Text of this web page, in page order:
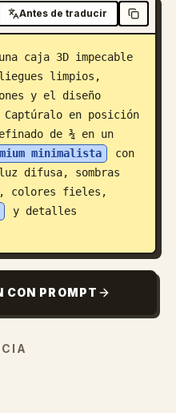
Antes de traducir
caja 3D impecable
limpios,
y el diseño
Captúralo en posición
de ¾ en un
minimalista
con
difusa, sombras
colores fieles,
y detalles
CON PROMPT